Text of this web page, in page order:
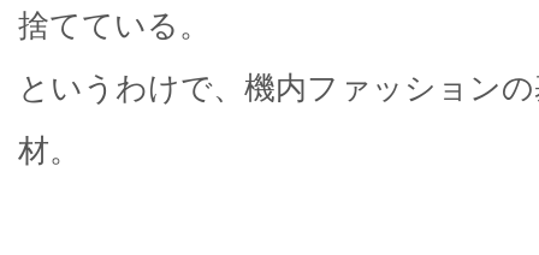
捨てている。
というわけで、機内ファッション
材。